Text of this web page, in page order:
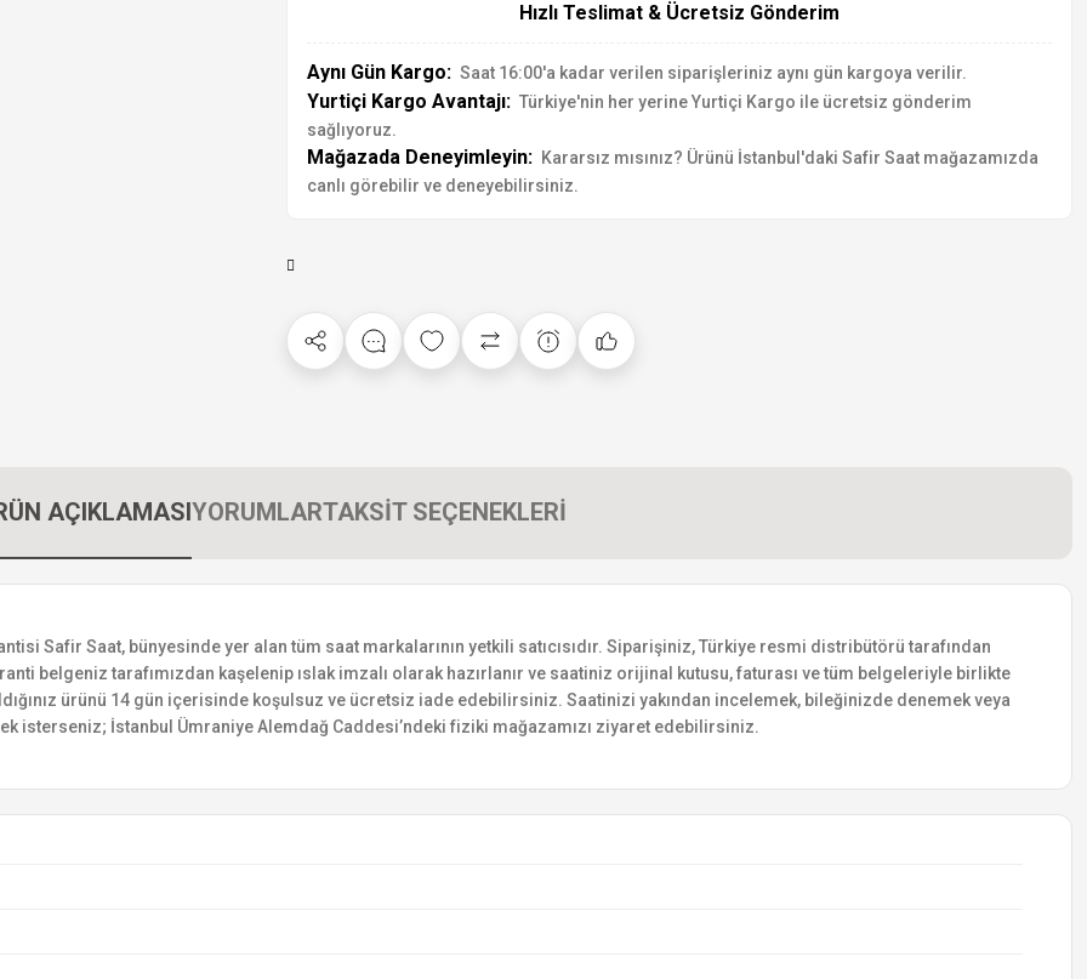
Hızlı Teslimat & Ücretsiz Gönderim
Aynı Gün Kargo: Saat 16:00'a kadar verilen siparişleriniz aynı gün kargoya verilir.
Yurtiçi Kargo Avantajı: Türkiye'nin her yerine Yurtiçi Kargo ile ücretsiz gönderim
sağlıyoruz.
Mağazada Deneyimleyin: Kararsız mısınız? Ürünü İstanbul'daki Safir Saat mağazamızda
canlı görebilir ve deneyebilirsiniz.
AÇIKLAMASIYORUMLARTAKSİT SEÇENEKLERİ
Safir Saat, bünyesinde yer alan tüm saat markalarının yetkili satıcısıdır. Siparişiniz, Türkiye resmi distribütörü tarafından
belgeniz tarafımızdan kaşelenip ıslak imzalı olarak hazırlanır ve saatiniz orijinal kutusu, faturası ve tüm belgeleriyle birlikte
ürünü 14 gün içerisinde koşulsuz ve ücretsiz iade edebilirsiniz. Saatinizi yakından incelemek, bileğinizde denemek veya
isterseniz; İstanbul Ümraniye Alemdağ Caddesi’ndeki fiziki mağazamızı ziyaret edebilirsiniz.